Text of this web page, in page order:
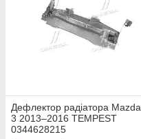
Дефлектор радіатора Mazda
3 2013–2016 TEMPEST
0344628215